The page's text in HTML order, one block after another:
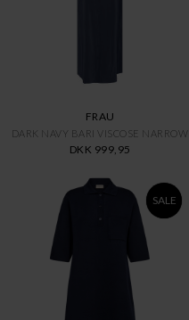
FRAU
DARK NAVY BARI VISCOSE NARROW
DKK 999,95
SALE